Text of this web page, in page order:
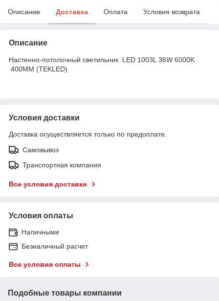
Описание Доставка Оплата Условия возврата
Описание
Настенно-потолочный светильник LED 1003L 36W 6000K
400MM (TEKLED)
Условия доставки
Доставка осуществляется только по предоплате.
Самовывоз
Транспортная компания
Все условия доставки
Условия оплаты
Наличными
Безналичный расчет
Все условия оплаты
Подобные товары компании